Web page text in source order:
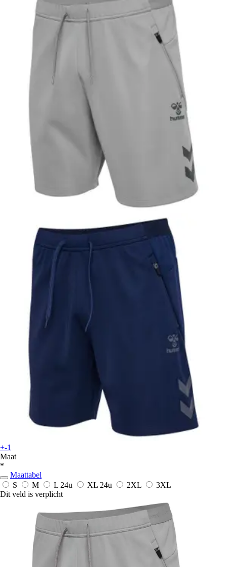
+-1
Maat
*
Maattabel
S
M L 24u XL 24u 2XL
3XL
Dit veld is verplicht